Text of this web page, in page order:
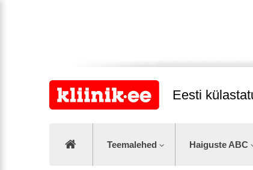
Eesti
Teemalehed Haiguste ABC